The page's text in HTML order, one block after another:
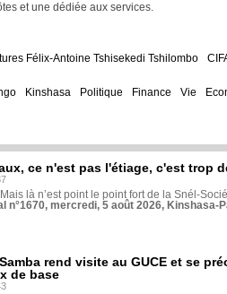
et une dédiée aux services.
Félix-Antoine Tshisekedi Tshilombo
Kinshasa Politique Finance Vie
ce n'est pas l'étiage, c'est trop
là n’est point le point fort de la Snél-
n°1670, mercredi, 5 août 2026, Kinshasa-
rend visite au GUCE et se
de base